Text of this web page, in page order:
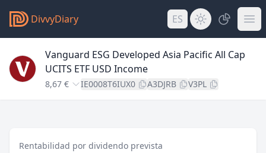
DivvyDiary ES
Vanguard ESG Developed Asia Pacific All Cap
UCITS ETF USD Income
8,67 € IE0008T6IUX0 A3DJRB V3PL
Rentabilidad por dividendo prevista